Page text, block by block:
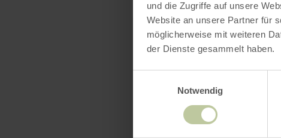
und die Zugriffe auf unsere
Website an unsere Partner für
möglicherweise mit weiteren
der Dienste gesammelt haben.
Notwendig